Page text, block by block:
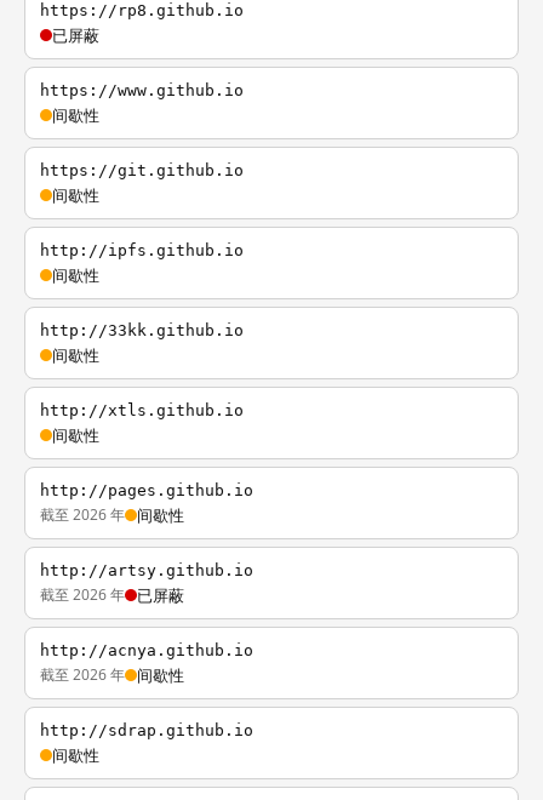
https://rp8.github.io
已屏蔽
https://www.github.io
间歇性
https://git.github.io
间歇性
http://ipfs.github.io
间歇性
http://33kk.github.io
间歇性
http://xtls.github.io
间歇性
http://pages.github.io
截至 2026 年 间歇性
http://artsy.github.io
截至 2026 年 已屏蔽
http://acnya.github.io
截至 2026 年 间歇性
http://sdrap.github.io
间歇性